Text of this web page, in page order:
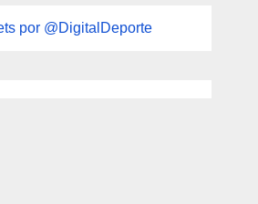
por @DigitalDeporte